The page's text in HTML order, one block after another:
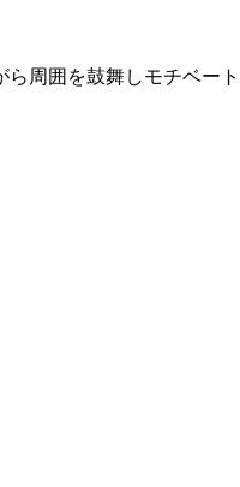
周囲を鼓舞しモチベート